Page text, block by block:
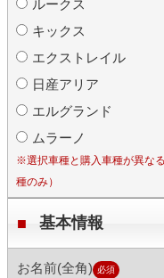
ルークス
キックス
エクストレイル
日産アリア
エルグランド
ムラーノ
※選択車種と購入車種が異な
種のみ）
基本情報
お名前(全角) 必須